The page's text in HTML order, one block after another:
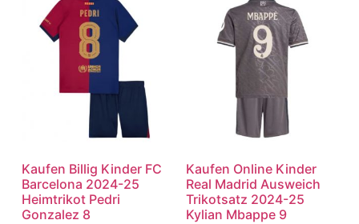
Kaufen Billig Kinder FC
Barcelona 2024-25
Heimtrikot Pedri
Gonzalez 8
Kaufen Online Kinder
Real Madrid Ausweich
Trikotsatz 2024-25
Kylian Mbappe 9